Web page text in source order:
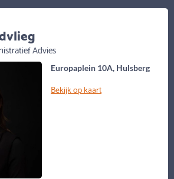
Europaplein 10A, Hulsberg
Bekijk op kaart
Advies